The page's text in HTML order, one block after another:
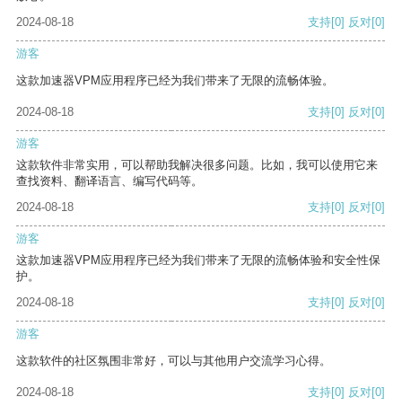
2024-08-18
支持[0] 反对[0]
游客
这款加速器VPM应用程序已经为我们带来了无限的流畅体验。
2024-08-18 支持[0] 反对[0]
游客
这款软件非常实用，可以帮助我解决很多问题。比如，我可以使用它来
查找资料、翻译语言、编写代码等。
2024-08-18
支持[0] 反对[0]
游客
这款加速器VPM应用程序已经为我们带来了无限的流畅体验和安全性保
护。
2024-08-18
支持[0] 反对[0]
游客
这款软件的社区氛围非常好，可以与其他用户交流学习心得。
2024-08-18 支持[0] 反对[0]